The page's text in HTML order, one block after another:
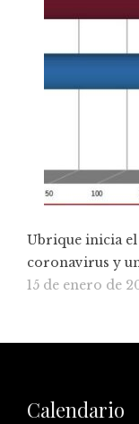
Ubrique inicia
coronavirus y
15 de enero de
Calendario